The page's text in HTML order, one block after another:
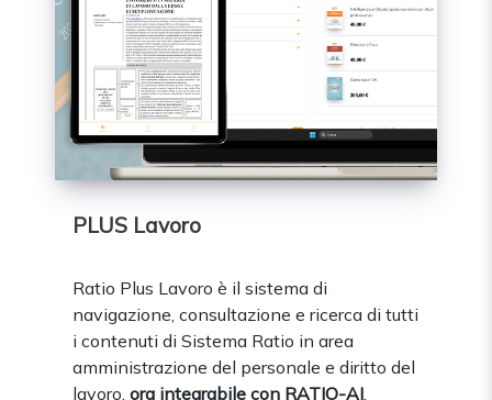
PLUS Lavoro
Ratio Plus Lavoro è il sistema di
navigazione, consultazione e ricerca di tutti
i contenuti di Sistema Ratio in area
amministrazione del personale e diritto del
lavoro, ora integrabile con RATIO-AI